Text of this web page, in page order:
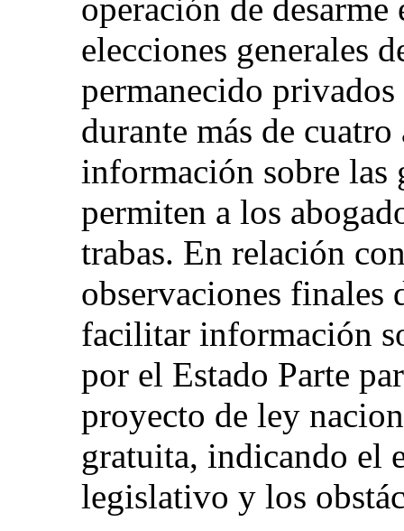
operación de desarme
elecciones generales
permanecido
durante más de
información sobre las
permiten a los
trabas. En relación
observaciones finales
facilitar información
por el Estado Parte
proyecto de ley
gratuita, indicando el
legislativo y los